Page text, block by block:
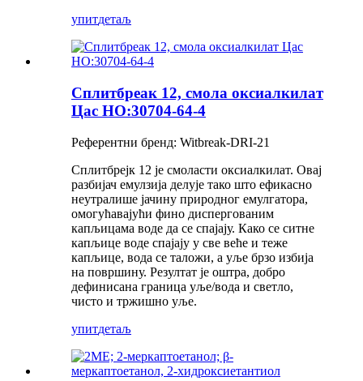
упитдетаљ
Сплитбреак 12, смола оксиалкилат
Цас НО:30704-64-4
Референтни бренд: Witbreak-DRI-21
Сплитбрејк 12 је смоласти оксиалкилат. Овај
разбијач емулзија делује тако што ефикасно
неутралише јачину природног емулгатора,
омогућавајући фино диспергованим
капљицама воде да се спајају. Како се ситне
капљице воде спајају у све веће и теже
капљице, вода се таложи, а уље брзо избија
на површину. Резултат је оштра, добро
дефинисана граница уље/вода и светло,
чисто и тржишно уље.
упитдетаљ